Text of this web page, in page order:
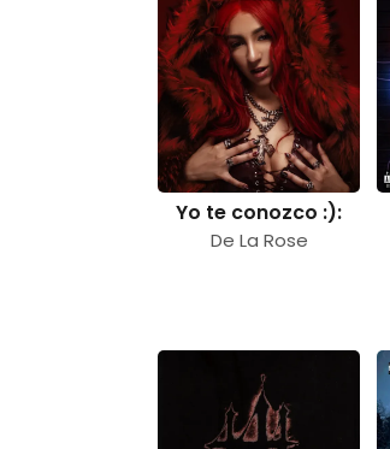
Yo te conozco :):
De La Rose